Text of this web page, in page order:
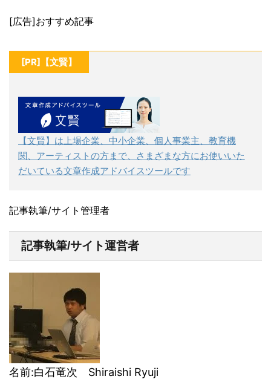
[広告]おすすめ記事
[PR]【文賢】
【文賢】は上場企業、中小企業、個人事業主、教育機
関、アーティストの方まで、さまざまな方にお使いいた
だいている文章作成アドバイスツールです
記事執筆/サイト管理者
記事執筆/サイト運営者
名前:白石竜次 Shiraishi Ryuji